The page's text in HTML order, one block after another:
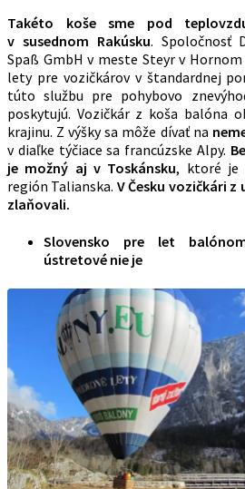
Takéto koše sme pod
v susednom Rakúsku. Spoločnosť
Spaß GmbH v meste Steyr v
lety pre vozičkárov v štandardnej
túto službu pre pohybovo
poskytujú. Vozičkár z koša balóna
krajinu. Z výšky sa môže dívať na
v diaľke týčiace sa francúzske Alpy.
je možný aj v Toskánsku, ktoré je
región Talianska. V Česku vozičkári z
zlaňovali.
Slovensko pre let
ústretové nie je